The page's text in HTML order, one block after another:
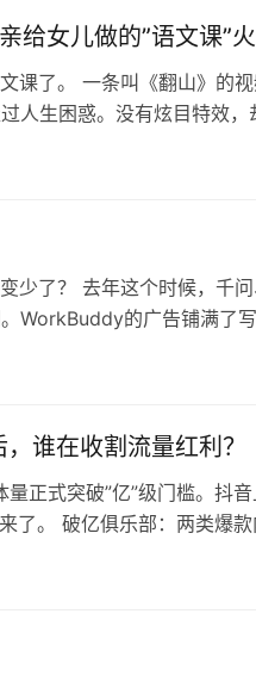
给女儿做的”语文课”
课了。 一条叫《翻山》的
人生困惑。没有炫目特效，
少了？ 去年这个时候，千
WorkBuddy的广告铺满了
谁在收割流量红利？
正式突破”亿”级门槛。抖
了。 破亿俱乐部：两类爆